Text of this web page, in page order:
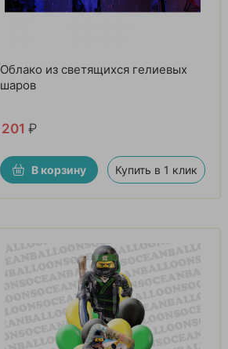
Облако из светящихся гелиевых
шаров
201 ₽
В корзину Купить в 1 клик